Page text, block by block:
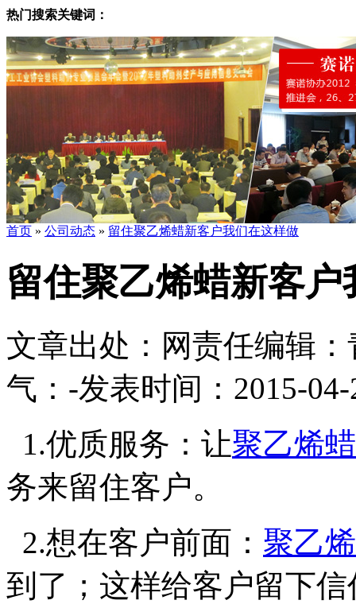
热门搜索关键词：
首页 » 公司动态 » 留住聚乙烯蜡新客户我们在这样做
留住聚乙烯蜡新客
文章出处： 网责任编辑
气： -发表时间：2015-
1.优质服务：让聚乙烯蜡
务来留住客户。
2.想在客户前面： 聚乙
到了；这样给客户留下